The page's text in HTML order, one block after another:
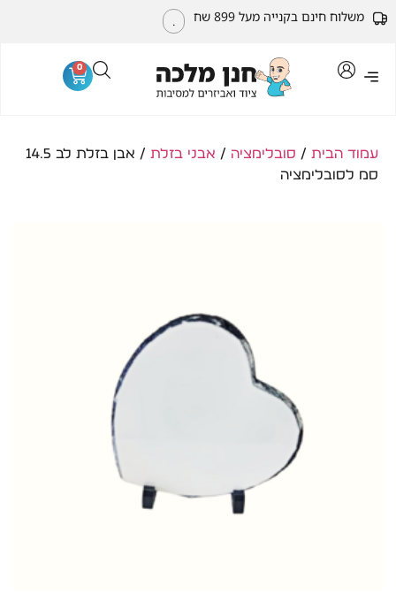
משלוח חינם בקנייה מעל 899 שח .
0
עמוד הבית / סובלימציה / אבני בזלת
/ אבן בזלת לב 14.5
סמ לסובלימציה